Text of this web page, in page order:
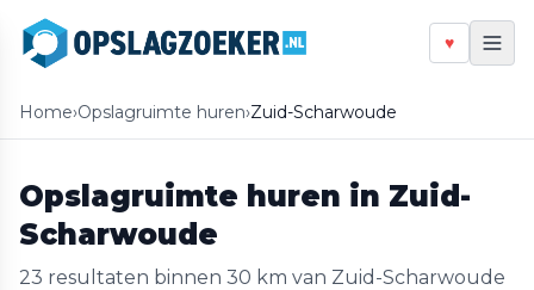
♥
Home›Opslagruimte huren›Zuid-Scharwoude
Opslagruimte huren in Zuid-
Scharwoude
23 resultaten binnen 30 km van Zuid-Scharwoude